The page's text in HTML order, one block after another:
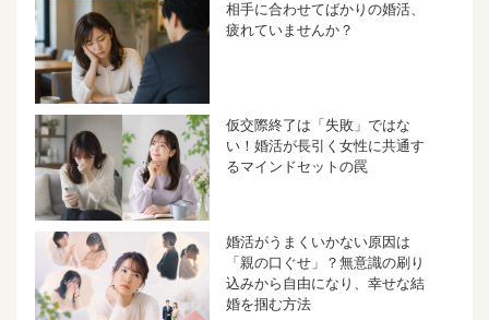
相手に合わせてばかりの婚活、
疲れていませんか？
仮交際終了は「失敗」ではな
い！婚活が長引く女性に共通す
るマインドセットの罠
婚活がうまくいかない原因は
「親の口ぐせ」？無意識の刷り
込みから自由になり、幸せな結
婚を掴む方法